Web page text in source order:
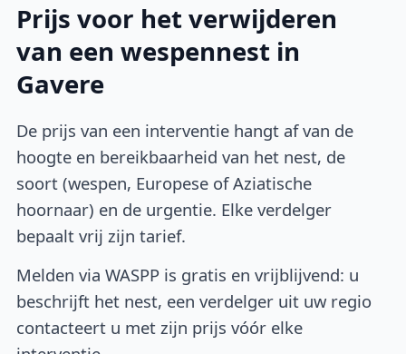
Prijs voor het verwijderen
van een wespennest in
Gavere
De prijs van een interventie hangt af van de
hoogte en bereikbaarheid van het nest, de
soort (wespen, Europese of Aziatische
hoornaar) en de urgentie. Elke verdelger
bepaalt vrij zijn tarief.
Melden via WASPP is gratis en vrijblijvend: u
beschrijft het nest, een verdelger uit uw regio
contacteert u met zijn prijs vóór elke